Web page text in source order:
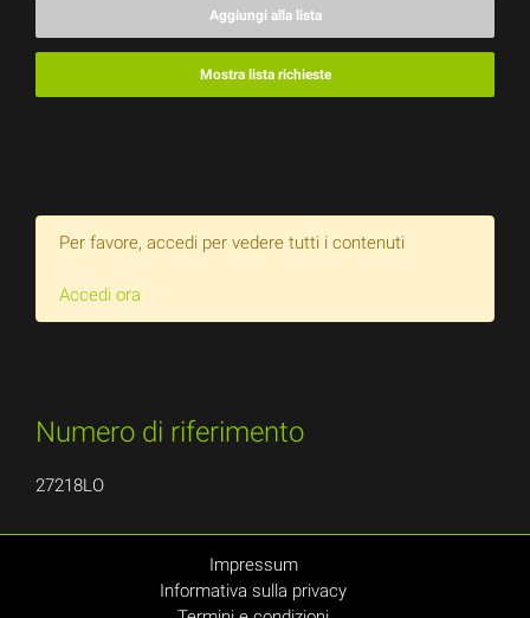
Aggiungi alla lista
Mostra lista richieste
Per favore, accedi per vedere tutti i contenuti
Accedi ora
Numero di riferimento
27218LO
Impressum
Informativa sulla privacy